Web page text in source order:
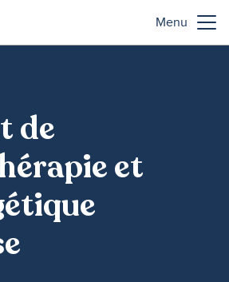
Menu
de
et